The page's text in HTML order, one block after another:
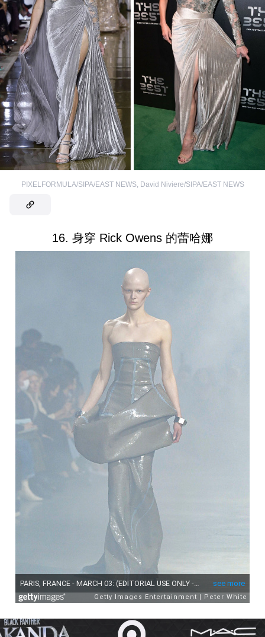
PIXELFORMULA/SIPA/EAST NEWS, David Niviere/SIPA/EAST NEWS
16. 身穿 Rick Owens 的蕾哈娜